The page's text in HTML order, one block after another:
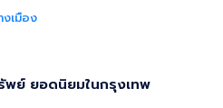
งเมือง
พย์ ยอดนิยมในกรุงเทพ